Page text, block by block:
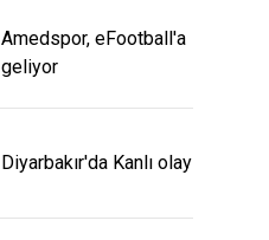
Amedspor, eFootball'a
geliyor
Diyarbakır'da Kanlı olay